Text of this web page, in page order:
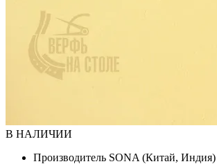
В НАЛИЧИИ
Производитель SONA (Китай, Индия)